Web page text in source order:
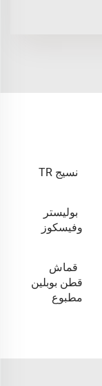
نسيج TR
بوليستر
وفيسكوز
قماش
قطن بوبلين
مطبوع